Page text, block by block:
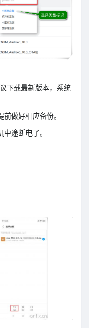
下载最新版本，系统
做好相应备份。
途断电了。